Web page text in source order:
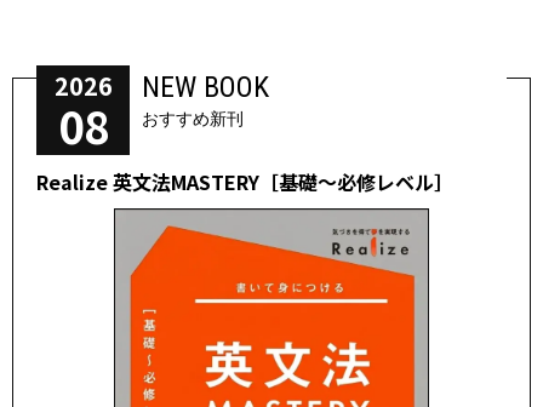
2026
08
NEW BOOK
おすすめ新刊
Realize 英文法MASTERY［基礎～必修レベル］